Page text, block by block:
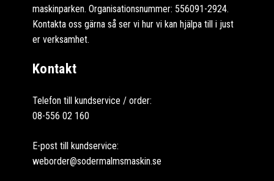
maskinparken. Organisationsnummer: 556091-2924.
Kontakta oss gärna så ser vi hur vi kan hjälpa till i just
er verksamhet.
Kontakt
Telefon till kundservice / order:
08-556 02 160
E-post till kundservice:
weborder@sodermalmsmaskin.se